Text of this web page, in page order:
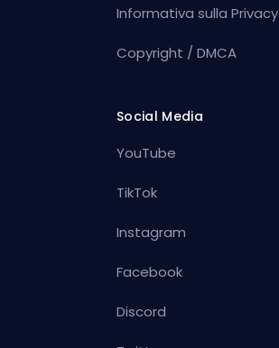
Informativa sulla Privacy
Copyright / DMCA
Social Media
YouTube
TikTok
Instagram
Facebook
Discord